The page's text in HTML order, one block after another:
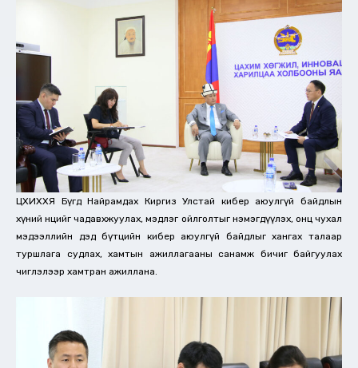
ЦХИХХЯ Бүгд Найрамдах Киргиз Улстай кибер аюулгүй байдлын
хүний нөөцийг чадавхжуулах, мэдлэг ойлголтыг нэмэгдүүлэх, онц чухал
мэдээллийн дэд бүтцийн кибер аюулгүй байдлыг хангах талаар
туршлага судлах, хамтын ажиллагааны санамж бичиг байгуулах
чиглэлээр хамтран ажиллана.